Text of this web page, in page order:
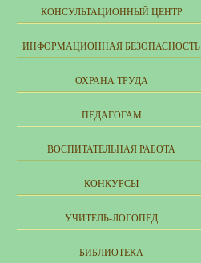
КОНСУЛЬТАЦИОННЫЙ ЦЕНТР
ИНФОРМАЦИОННАЯ БЕЗОПАСНОСТЬ
ОХРАНА ТРУДА
ПЕДАГОГАМ
ВОСПИТАТЕЛЬНАЯ РАБОТА
КОНКУРСЫ
УЧИТЕЛЬ-ЛОГОПЕД
БИБЛИОТЕКА